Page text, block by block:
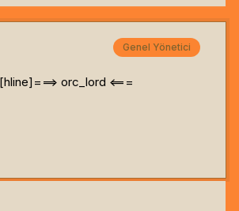
Genel Yönetici
===> orc_lord <===